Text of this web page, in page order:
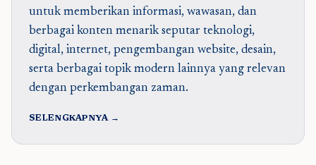
untuk memberikan informasi, wawasan, dan
berbagai konten menarik seputar teknologi,
digital, internet, pengembangan website, desain,
serta berbagai topik modern lainnya yang relevan
dengan perkembangan zaman.
SELENGKAPNYA →